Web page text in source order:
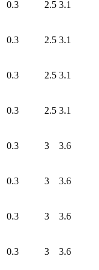
0.3 2.5 3.1
0.3 2.5 3.1
0.3 2.5 3.1
0.3 2.5 3.1
0.3 3 3.6
0.3 3 3.6
0.3 3 3.6
0.3 3 3.6